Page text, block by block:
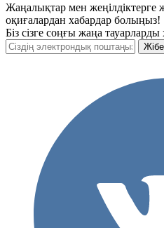
Жаңалықтар мен
оқиғалардан хабардар болыңыз!
Біз сізге соңғы жаңа